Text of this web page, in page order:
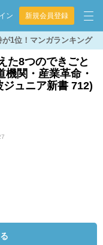
ン 新規会員登録
1位！マンガランキング
た8つのできごと
機関・産業革命・
ュニア新書 712)